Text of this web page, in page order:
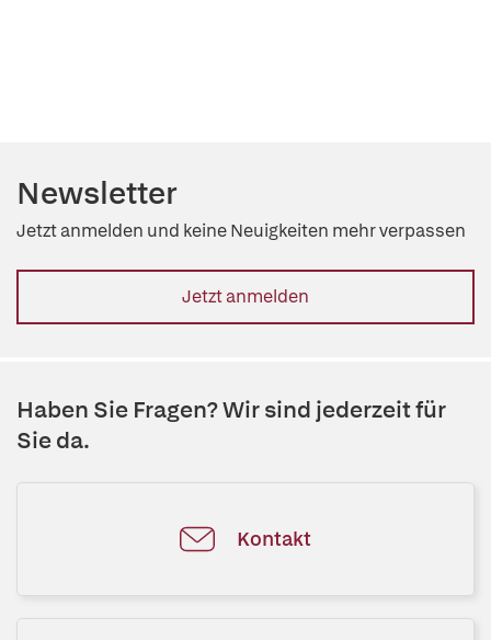
Newsletter
Jetzt anmelden und keine Neuigkeiten mehr verpassen
Jetzt anmelden
Haben Sie Fragen? Wir sind jederzeit für
Sie da.
Kontakt